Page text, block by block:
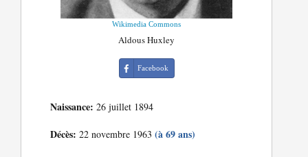
Wikimedia Commons
Aldous Huxley
Facebook
Naissance: 26 juillet 1894
Décès: 22 novembre 1963(à 69 ans)